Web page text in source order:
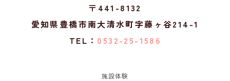
〒441-8132
愛知県豊橋市南大清水町字藤ヶ谷214-1
TEL： 0532-25-1586
施設体験